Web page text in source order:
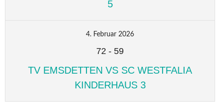
5
4. Februar 2026
72 - 59
TV EMSDETTEN VS SC WESTFALIA
KINDERHAUS 3